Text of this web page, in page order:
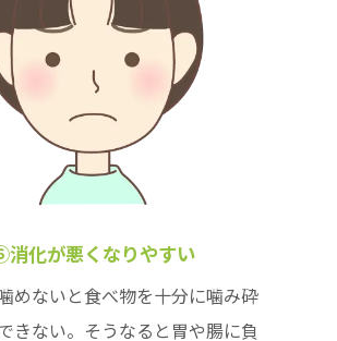
化が悪くなりやすい
めないと食べ物を十分に噛み砕
きない。そうなると胃や腸に負